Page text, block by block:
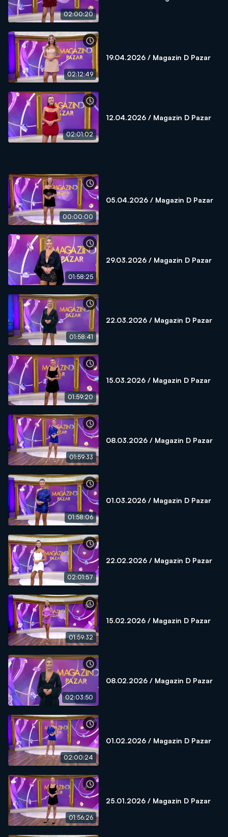
02:00:20
02:12:49
19.04.2026 / Magazin D Pazar
02:01:02
12.04.2026 / Magazin D Pazar
00:00:00
05.04.2026 / Magazin D Pazar
01:58:25
29.03.2026 / Magazin D Pazar
01:58:41
22.03.2026 / Magazin D Pazar
01:59:20
15.03.2026 / Magazin D Pazar
01:59:33
08.03.2026 / Magazin D Pazar
01:58:06
01.03.2026 / Magazin D Pazar
02:01:57
22.02.2026 / Magazin D Pazar
01:59:32
15.02.2026 / Magazin D Pazar
02:03:50
08.02.2026 / Magazin D Pazar
02:00:24
01.02.2026 / Magazin D Pazar
01:56:26
25.01.2026 / Magazin D Pazar